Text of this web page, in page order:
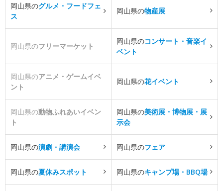
岡山県のグルメ・フードフェ
ス
岡山県の物産展
岡山県のフリーマーケット
岡山県のコンサート・音楽イ
ベント
岡山県のアニメ・ゲームイベ
ント
岡山県の花イベント
岡山県の動物ふれあいイベン
ト
岡山県の美術展・博物展・展
示会
岡山県の演劇・講演会 岡山県のフェア
岡山県の夏休みスポット 岡山県のキャンプ場・BBQ場